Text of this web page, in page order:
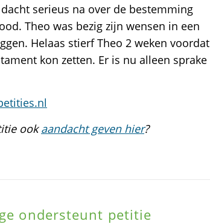
serieus na over de bestemming
Theo was bezig zijn wensen in een
Helaas stierf Theo 2 weken voordat
kon zetten. Er is nu alleen sprake
ookaandacht geven hier?
ondersteunt petitie